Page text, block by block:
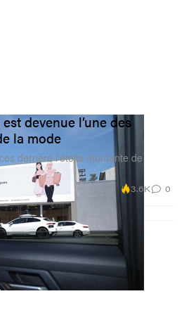
devenue l’une des
la mode
derrière l’étoile montante de
3.6K 0